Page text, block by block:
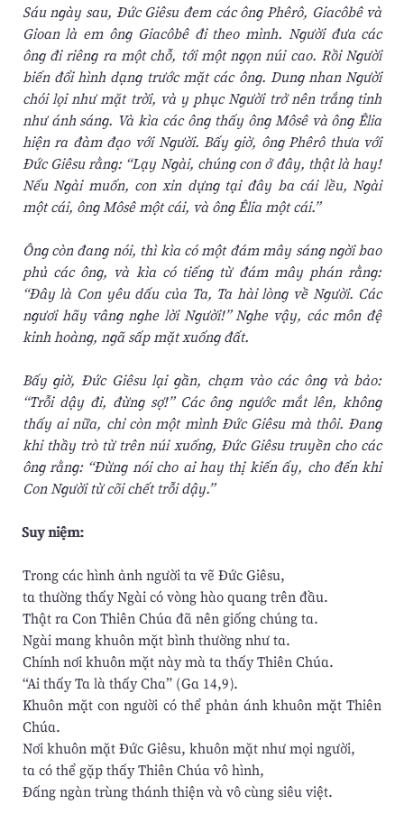
Sáu ngày sau, Ðức Giêsu đem các ông Phêrô, Giacôbê và
Gioan là em ông Giacôbê đi theo mình. Người đưa các
ông đi riêng ra một chỗ, tới một ngọn núi cao. Rồi Người
biến đổi hình dạng trước mặt các ông. Dung nhan Người
chói lọi như mặt trời, và y phục Người trở nên trắng tinh
như ánh sáng. Và kìa các ông thấy ông Môsê và ông Êlia
hiện ra đàm đạo với Người. Bấy giờ, ông Phêrô thưa với
Ðức Giêsu rằng: “Lạy Ngài, chúng con ở đây, thật là hay!
Nếu Ngài muốn, con xin dựng tại đây ba cái lều, Ngài
một cái, ông Môsê một cái, và ông Êlia một cái.”
Ông còn đang nói, thì kìa có một đám mây sáng ngời bao
phủ các ông, và kìa có tiếng từ đám mây phán rằng:
“Ðây là Con yêu dấu của Ta, Ta hài lòng về Người. Các
ngươi hãy vâng nghe lời Người!” Nghe vậy, các môn đệ
kinh hoàng, ngã sấp mặt xuống đất.
Bấy giờ, Ðức Giêsu lại gần, chạm vào các ông và bảo:
“Trỗi dậy đi, đừng sợ!” Các ông ngước mắt lên, không
thấy ai nữa, chỉ còn một mình Ðức Giêsu mà thôi. Ðang
khi thầy trò từ trên núi xuống, Ðức Giêsu truyền cho các
ông rằng: “Ðừng nói cho ai hay thị kiến ấy, cho đến khi
Con Người từ cõi chết trỗi dậy.”
Suy niệm:
Trong các hình ảnh người ta vẽ Ðức Giêsu,
ta thường thấy Ngài có vòng hào quang trên đầu.
Thật ra Con Thiên Chúa đã nên giống chúng ta.
Ngài mang khuôn mặt bình thường như ta.
Chính nơi khuôn mặt này mà ta thấy Thiên Chúa.
“Ai thấy Ta là thấy Cha” (Ga 14,9).
Khuôn mặt con người có thể phản ánh khuôn mặt Thiên
Chúa.
Nơi khuôn mặt Ðức Giêsu, khuôn mặt như mọi người,
ta có thể gặp thấy Thiên Chúa vô hình,
Ðấng ngàn trùng thánh thiện và vô cùng siêu việt.